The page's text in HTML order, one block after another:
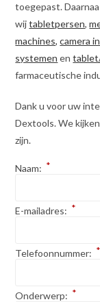
toegepast.
wijtabletpersen,
machines, camera
systemen en
farmaceutische
Dank u voor uw
Dextools. We
zijn.
Naam: *
E-mailadres: *
Telefoonnummer: *
Onderwerp: *